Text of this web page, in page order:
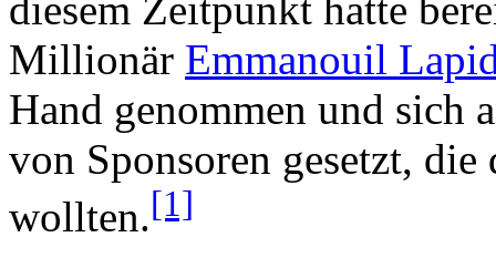
Millionär Emmanouil
Hand genommen und sich
von Sponsoren gesetzt,
wollten.[1]